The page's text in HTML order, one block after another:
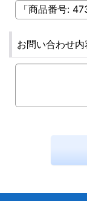
お問い合わせ内